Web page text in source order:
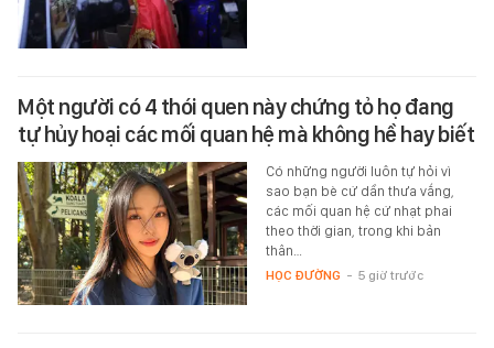
Một người có 4 thói quen này chứng tỏ họ đang
tự hủy hoại các mối quan hệ mà không hề hay biết
Có những người luôn tự hỏi vì
sao bạn bè cứ dần thưa vắng,
các mối quan hệ cứ nhạt phai
theo thời gian, trong khi bản
thân…
HỌC ĐƯỜNG - 5 giờ trước